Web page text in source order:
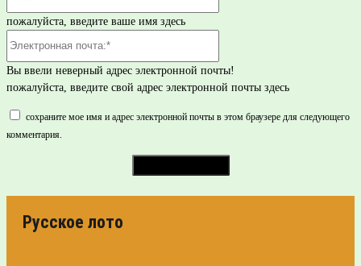
пожалуйста, введите ваше имя здесь
Вы ввели неверный адрес электронной почты!
пожалуйста, введите свой адрес электронной почты здесь
сохраните мое имя и адрес электронной почты в этом браузере для следующего
комментария.
Русское лото